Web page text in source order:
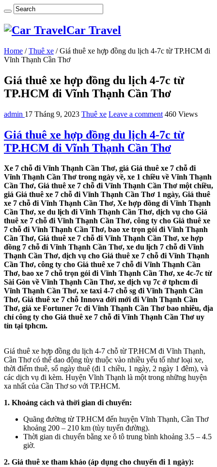
Car Travel
Home / Thuê xe / Giá thuê xe hợp đồng du lịch 4-7c từ TP.HCM đi
Vĩnh Thạnh Cần Thơ
Giá thuê xe hợp đồng du lịch 4-7c từ
TP.HCM đi Vĩnh Thạnh Cần Thơ
admin 17 Tháng 9, 2023 Thuê xe Leave a comment 460 Views
Giá thuê xe hợp đồng du lịch 4-7c từ
TP.HCM đi Vĩnh Thạnh Cần Thơ
Xe 7 chỗ đi Vĩnh Thạnh Cần Thơ, giá Giá thuê xe 7 chỗ đi
Vĩnh Thạnh Cần Thơ trong ngày về, xe 1 chiều về Vĩnh Thạnh
Cần Thơ, Giá thuê xe 7 chỗ đi Vĩnh Thạnh Cần Thơ một chiều,
giá Giá thuê xe 7 chỗ đi Vĩnh Thạnh Cần Thơ 1 ngày, Giá thuê
xe 7 chỗ đi Vĩnh Thạnh Cần Thơ, Xe hợp đồng đi Vĩnh Thạnh
Cần Thơ, xe du lịch đi Vĩnh Thạnh Cần Thơ, dịch vụ cho Giá
thuê xe 7 chỗ đi Vĩnh Thạnh Cần Thơ, công ty cho Giá thuê xe
7 chỗ đi Vĩnh Thạnh Cần Thơ, bao xe trọn gói đi Vĩnh Thạnh
Cần Thơ, Giá thuê xe 7 chỗ đi Vĩnh Thạnh Cần Thơ, xe hợp
đồng 7 chỗ đi Vĩnh Thạnh Cần Thơ, xe du lịch 7 chỗ đi Vĩnh
Thạnh Cần Thơ, dịch vụ cho Giá thuê xe 7 chỗ đi Vĩnh Thạnh
Cần Thơ, công ty cho Giá thuê xe 7 chỗ đi Vĩnh Thạnh Cần
Thơ, bao xe 7 chỗ trọn gói đi Vĩnh Thạnh Cần Thơ, xe 4c-7c từ
Sài Gòn về Vĩnh Thạnh Cần Thơ, xe dịch vụ 7c ở tphcm đi
Vĩnh Thạnh Cần Thơ, xe taxi 4-7 chỗ sg đi Vĩnh Thạnh Cần
Thơ, Giá thuê xe 7 chỗ Innova đời mới đi Vĩnh Thạnh Cần
Thơ, giá xe Fortuner 7c đi Vĩnh Thạnh Cần Thơ bao nhiêu, địa
chỉ công ty cho Giá thuê xe 7 chỗ đi Vĩnh Thạnh Cần Thơ uy
tín tại tphcm.
Giá thuê xe hợp đồng du lịch 4-7 chỗ từ TP.HCM đi Vĩnh Thạnh,
Cần Thơ có thể dao động tùy thuộc vào nhiều yếu tố như loại xe,
thời điểm thuê, số ngày thuê (đi 1 chiều, 1 ngày, 2 ngày 1 đêm), và
các dịch vụ đi kèm. Huyện Vĩnh Thạnh là một trong những huyện
xa nhất của Cần Thơ so với TP.HCM.
1. Khoảng cách và thời gian di chuyển:
Quãng đường từ TP.HCM đến huyện Vĩnh Thạnh, Cần Thơ
khoảng 200 – 210 km (tùy tuyến đường).
Thời gian di chuyển bằng xe ô tô trung bình khoảng 3.5 – 4.5
giờ.
2. Giá thuê xe tham khảo (áp dụng cho chuyến đi 1 ngày):